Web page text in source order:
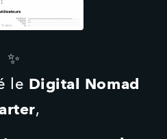
✨
le Digital Nomad
,